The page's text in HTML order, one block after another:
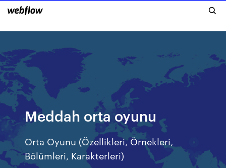
Meddah orta oyunu
Orta Oyunu (Özellikleri, Örnekleri,
Bölümleri, Karakterleri)